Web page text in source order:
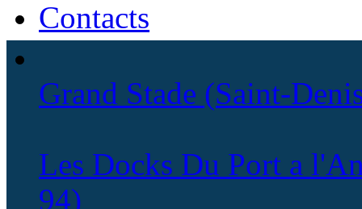
Contacts
Grand Stade (Saint-
Les Docks Du Port a
94)